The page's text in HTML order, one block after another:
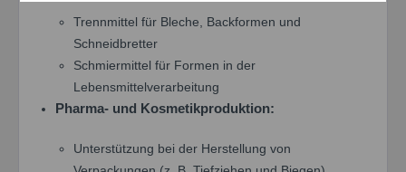
Trennmittel für Bleche, Backformen und
Schneidbretter
Schmiermittel für Formen in der
Lebensmittelverarbeitung
Pharma- und Kosmetikproduktion:
Unterstützung bei der Herstellung von